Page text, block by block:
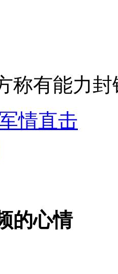
"勇救新郎
彩绘维权
有能力封
情直击
的心情